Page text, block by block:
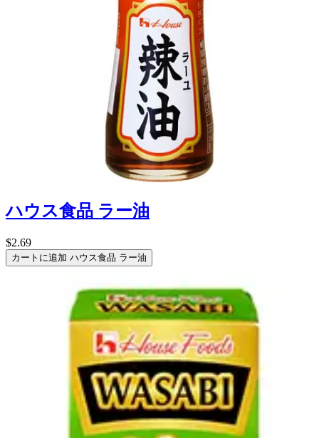
ハウス食品 ラー油
$2.69
カートに追加 ハウス食品 ラー油